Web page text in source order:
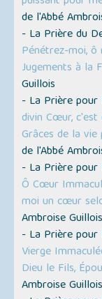
de l'Abbé
- La Prière du
Pénétrez-moi,
Jugements à la
Guillois
- La Prière
divin Cœur,
Grâces de la
de l'Abbé
- La Prière
Ô Cœur
moi un cœur
Ambroise Guillois
- La Prière
Vierge
Dieu le Fils,
Ambroise Guillois